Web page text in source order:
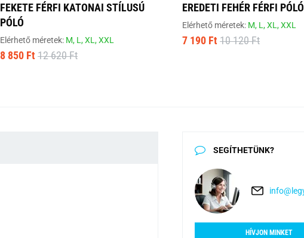
FEKETE FÉRFI KATONAI STÍLUSÚ
PÓLÓ
Elérhető méretek: M, L,XL,XXL
8 850 Ft 12 620 Ft
EREDETI FEHÉR FÉRFI PÓLÓ
Elérhető méretek: M, L,XL,XXL
7 190 Ft 10 120 Ft
SEGÍTHETÜNK?
HÍVJON MINKET